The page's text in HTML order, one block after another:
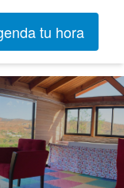
tu hora